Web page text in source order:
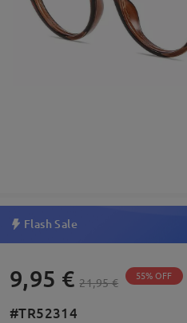
Flash Sale
9,95 € 21,95 € 55% OFF
#TR52314